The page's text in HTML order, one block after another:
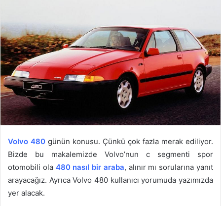
Volvo 480 günün konusu. Çünkü çok fazla merak ediliyor.
Bizde bu makalemizde Volvo’nun c segmenti spor
otomobili ola 480 nasıl bir araba, alınır mı sorularına yanıt
arayacağız. Ayrıca Volvo 480 kullanıcı yorumuda yazımızda
yer alacak.